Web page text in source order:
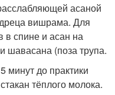
асаной
вишрама. Для
в спине и асан на
шавасана (поза трупа.
минут до практики
тёплого молока.